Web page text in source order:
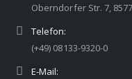
Oberndorfer Str. 7,
Telefon:
(+49) 08133-9320-0
E-Mail: